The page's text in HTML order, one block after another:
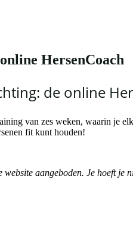
HersenCoach
de online
van zes weken, waarin je
fit kunt houden!
website aangeboden. Je hoeft